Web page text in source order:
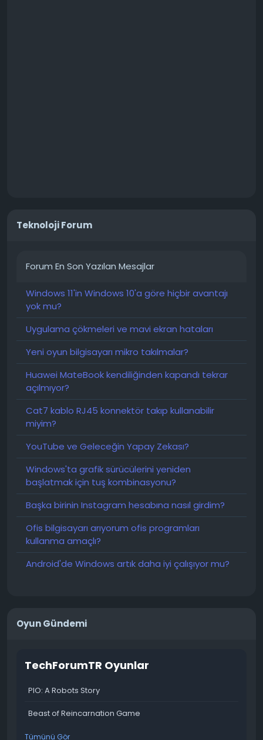
Teknoloji Forum
Forum En Son Yazılan Mesajlar
Windows 11'in Windows 10'a göre hiçbir avantajı
yok mu?
Uygulama çökmeleri ve mavi ekran hataları
Yeni oyun bilgisayarı mikro takılmalar?
Huawei MateBook kendiliğinden kapandı tekrar
açılmıyor?
Cat7 kablo RJ45 konnektör takıp kullanabilir
miyim?
YouTube ve Geleceğin Yapay Zekası?
Windows'ta grafik sürücülerini yeniden
başlatmak için tuş kombinasyonu?
Başka birinin Instagram hesabına nasıl girdim?
Ofis bilgisayarı arıyorum ofis programları
kullanma amaçlı?
Android'de Windows artık daha iyi çalışıyor mu?
Oyun Gündemi
TechForumTR Oyunlar
PIO: A Robots Story
Beast of Reincarnation Game
Tümünü Gör